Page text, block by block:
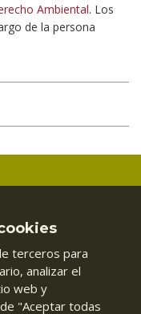
Ambiental. Los
de la persona
terceros para
analizar el
web y
"Aceptar todas